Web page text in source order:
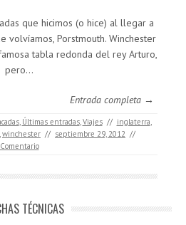
que hicimos (o hice) al llegar a
volvíamos, Porstmouth. Winchester
tabla redonda del rey Arturo,
pero…
Entrada completa →
, Últimas entradas, Viajes // inglaterra
winchester // septiembre 29, 2012 //
Comentario
TÉCNICAS